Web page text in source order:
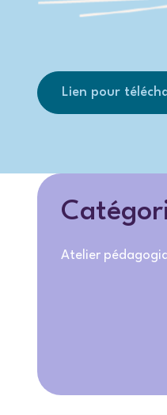
Lien pour
Atelier